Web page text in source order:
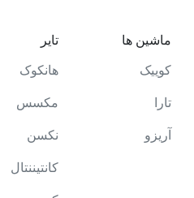
ماشین ها
کوییک
تارا
آریزو
تایر
هانکوک
مکسس
نکسن
کانتیننتال